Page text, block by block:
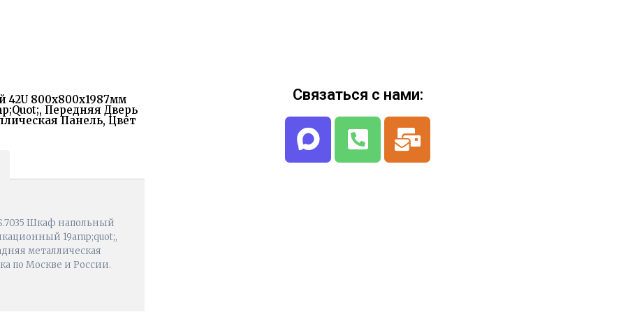
42U 800x800х1987мм
Передняя Дверь
Панель, Цвет
Шкаф напольный
19amp;quot;,
металлическая
по Москве и России.
Связаться с нами: